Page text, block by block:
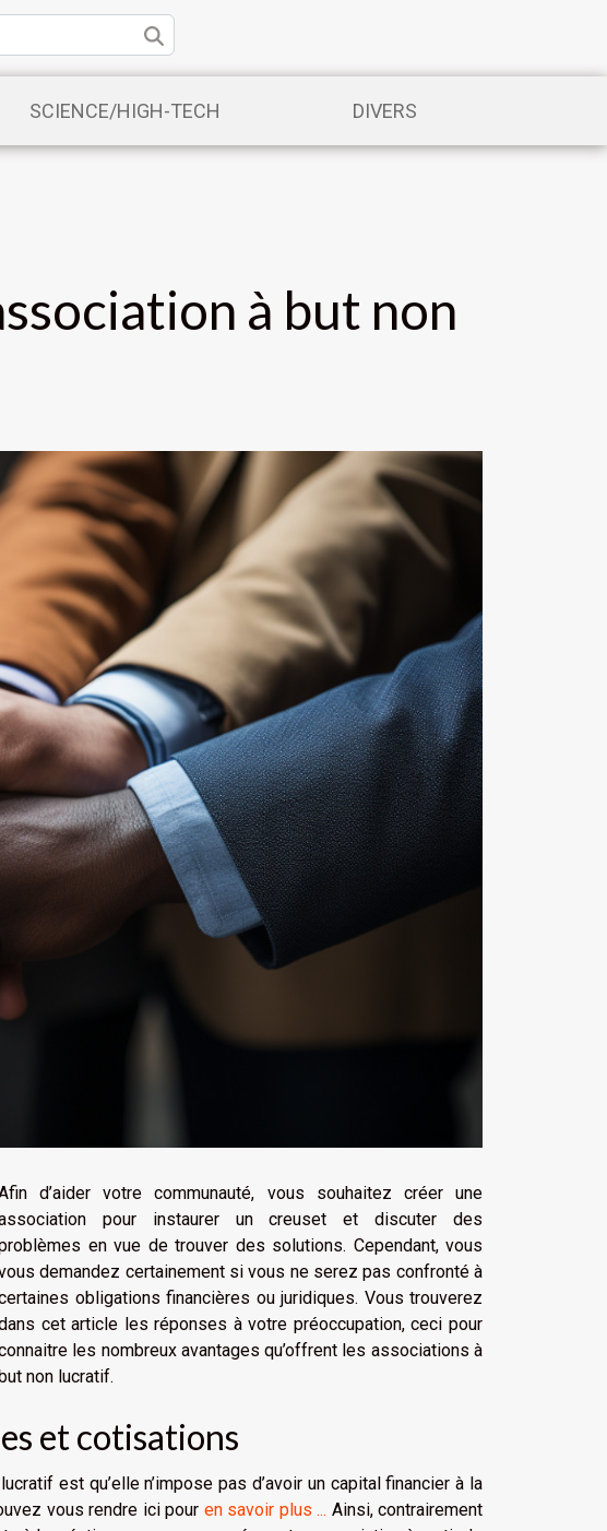
SCIENCE/HIGH-TECH DIVERS
à but non
d’aider votre communauté, vous souhaitez créer une
pour instaurer un creuset et discuter des
en vue de trouver des solutions. Cependant, vous
demandez certainement si vous ne serez pas confronté à
obligations financières ou juridiques. Vous trouverez
cet article les réponses à votre préoccupation, ceci pour
les nombreux avantages qu’offrent les associations à
non lucratif.
et cotisations
est qu’elle n’impose pas d’avoir un capital financier à la
vous rendre ici pour en savoir plus ... Ainsi, contrairement